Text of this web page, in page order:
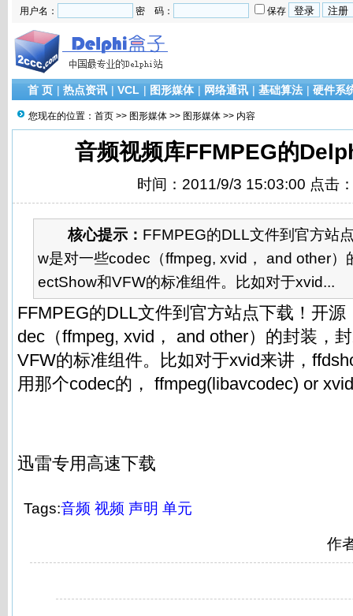
用户名： 密 码： 保存
首 页 | 热点资讯 | VCL | 图形媒体 | 网络通讯 | 基础算法 | 硬件系
您现在的位置： 首页 >> 图形媒体 >> 图形媒体 >> 内容
音频视频库FFMPEG的
时间：2011/9/3 15:03:00 点击
核心提示： FFMPEG的DLL文件到官方站
w是对一些codec（ffmpeg, xvid， and other）
ectShow和VFW的标准组件。比如对于xvid...
FFMPEG的DLL文件到官方站点下载！开
dec（ffmpeg, xvid， and other）的封装，
VFW的标准组件。比如对于xvid来讲，
用那个codec的， ffmpeg(libavcodec) or
迅雷专用高速下载
Tags:音频 视频 声明 单元
作